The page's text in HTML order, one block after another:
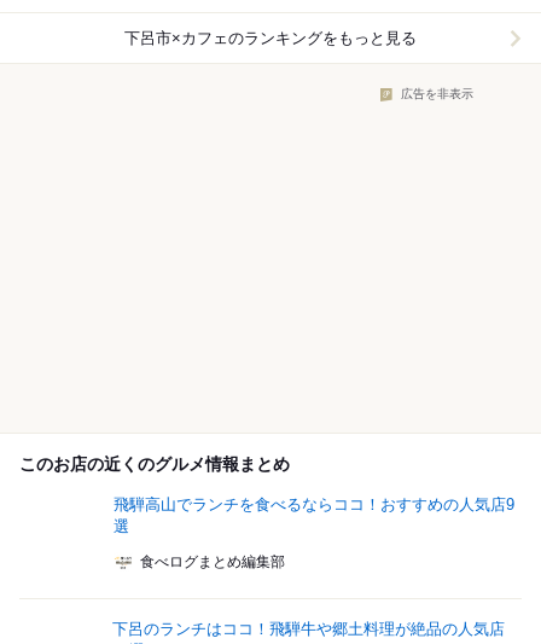
下呂市×カフェのランキングをもっと見る
広告を非表示
このお店の近くのグルメ情報まとめ
飛騨高山でランチを食べるならココ！おすすめの人気店9
選
食べログまとめ編集部
下呂のランチはココ！飛騨牛や郷土料理が絶品の人気店